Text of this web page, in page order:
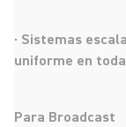
· Sistemas
uniforme en
Para Broadcast